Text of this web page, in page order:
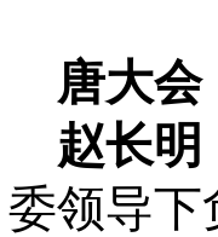
唐大会
赵长明
委领导下